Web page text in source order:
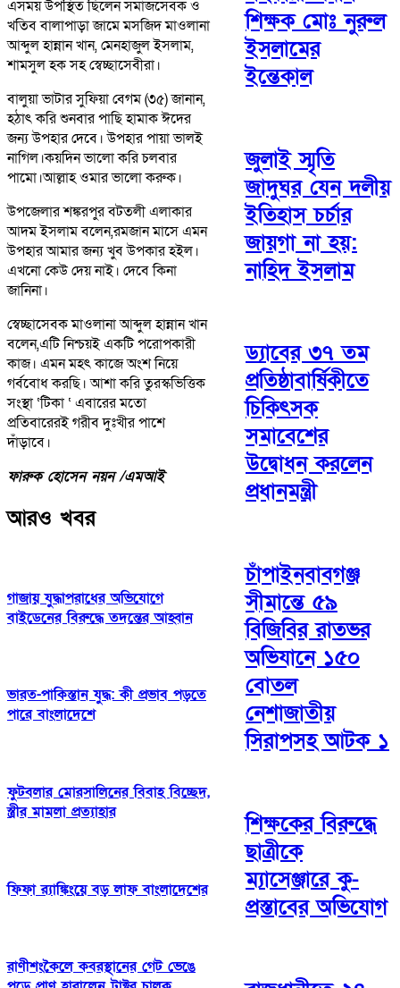
এসময় উপস্থিত ছিলেন সমাজসেবক ও
খতিব বালাপাড়া জামে মসজিদ মাওলানা
আব্দুল হান্নান খান, মেনহাজুল ইসলাম,
শামসুল হক সহ স্বেচ্ছাসেবীরা।
বালুয়া ভাটার সুফিয়া বেগম (৩৫) জানান,
হঠাৎ করি শুনবার পাছি হামাক ঈদের
জন্য উপহার দেবে। উপহার পায়া ভালই
নাগিল।কয়দিন ভালো করি চলবার
পামো।আল্লাহ ওমার ভালো করুক।
উপজেলার শঙ্করপুর বটতলী এলাকার
আদম ইসলাম বলেন,রমজান মাসে এমন
উপহার আমার জন্য খুব উপকার হইল।
এখনো কেউ দেয় নাই। দেবে কিনা
জানিনা।
স্বেচ্ছাসেবক মাওলানা আব্দুল হান্নান খান
বলেন,এটি নিশ্চয়ই একটি পরোপকারী
কাজ। এমন মহৎ কাজে অংশ নিয়ে
গর্ববোধ করছি। আশা করি তুরস্কভিত্তিক
সংস্থা ‘টিকা ‘ এবারের মতো
প্রতিবারেরই গরীব দুঃখীর পাশে
দাঁড়াবে।
ফারুক হোসেন নয়ন /এমআই
আরও খবর
গাজায় যুদ্ধাপরাধের অভিযোগে
বাইডেনের বিরুদ্ধে তদন্তের আহ্বান
ভারত-পাকিস্তান যুদ্ধ: কী প্রভাব পড়তে
পারে বাংলাদেশে
ফুটবলার মোরসালিনের বিবাহ বিচ্ছেদ,
স্ত্রীর মামলা প্রত্যাহার
ফিফা র‌্যাঙ্কিংয়ে বড় লাফ বাংলাদেশের
রাণীশংকৈলে কবরস্থানের গেট ভেঙে
শিক্ষক মোঃ নুরুল
ইসলামের
ইন্তেকাল
জুলাই স্মৃতি
জাদুঘর যেন দলীয়
ইতিহাস চর্চার
জায়গা না হয়:
নাহিদ ইসলাম
ড্যাবের ৩৭ তম
প্রতিষ্ঠাবার্ষিকীতে
চিকিৎসক
সমাবেশের
উদ্বোধন করলেন
প্রধানমন্ত্রী
চাঁপাইনবাবগঞ্জ
সীমান্তে ৫৯
বিজিবির রাতভর
অভিযানে ১৫০
বোতল
নেশাজাতীয়
সিরাপসহ আটক ১
শিক্ষকের বিরুদ্ধে
ছাত্রীকে
ম্যাসেঞ্জারে কু-
প্রস্তাবের অভিযোগ